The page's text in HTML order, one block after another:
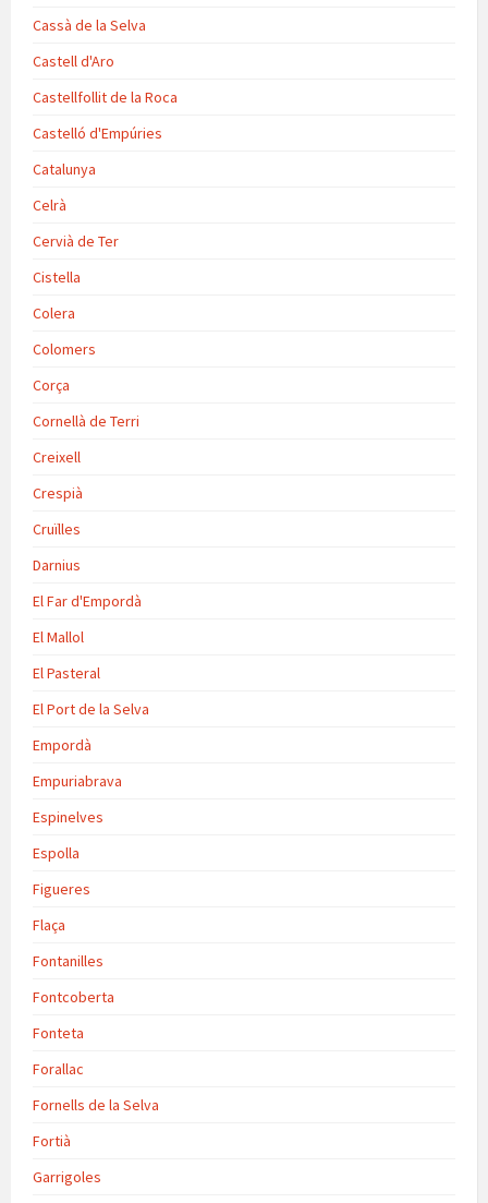
Cassà de la Selva
Castell d'Aro
Castellfollit de la Roca
Castelló d'Empúries
Catalunya
Celrà
Cervià de Ter
Cistella
Colera
Colomers
Corça
Cornellà de Terri
Creixell
Crespià
Cruïlles
Darnius
El Far d'Empordà
El Mallol
El Pasteral
El Port de la Selva
Empordà
Empuriabrava
Espinelves
Espolla
Figueres
Flaça
Fontanilles
Fontcoberta
Fonteta
Forallac
Fornells de la Selva
Fortià
Garrigoles